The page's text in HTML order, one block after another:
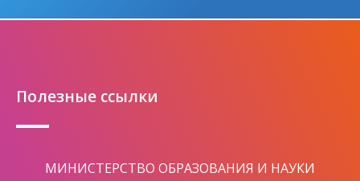
Полезные ссылки
МИНИСТЕРСТВО ОБРАЗОВАНИЯ И НАУКИ